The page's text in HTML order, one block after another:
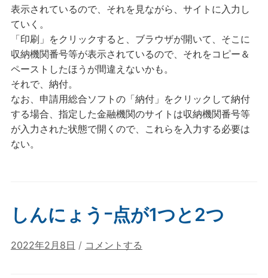
表示されているので、それを見ながら、サイトに入力し
ていく。
「印刷」をクリックすると、ブラウザが開いて、そこに
収納機関番号等が表示されているので、それをコピー＆
ペーストしたほうが間違えないかも。
それで、納付。
なお、申請用総合ソフトの「納付」をクリックして納付
する場合、指定した金融機関のサイトは収納機関番号等
が入力された状態で開くので、これらを入力する必要は
ない。
しんにょうｰ点が1つと2つ
2022年2月8日 / コメントする